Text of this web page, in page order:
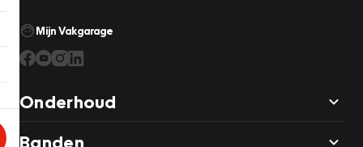
Mijn Vakgarage
Onderhoud
Banden